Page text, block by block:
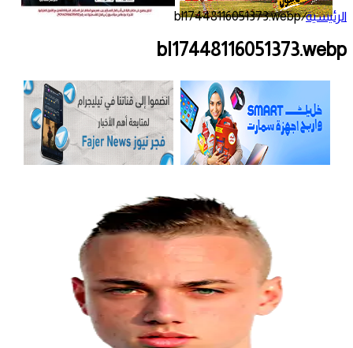
الرئيسية/
bl17448116051373.webp
bl17448116051373.webp